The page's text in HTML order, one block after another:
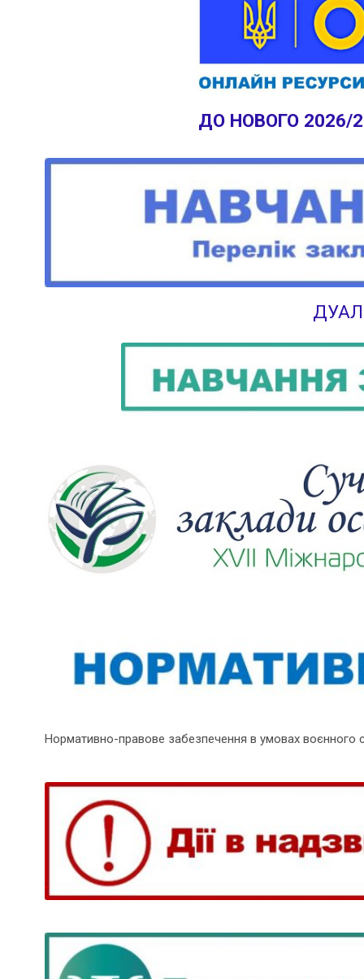
ДО НОВОГО 2026/
Нормативно-правове забезпечення в умовах воєнного